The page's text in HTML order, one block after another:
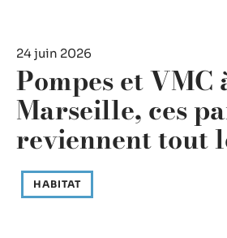
24 juin 2026
Pompes et VMC
Marseille, ces
reviennent tout
HABITAT